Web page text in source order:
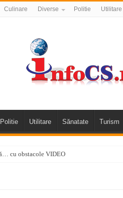
Culinare Diverse Politie Utilitare
Politie Utilitare Sănatate Turism
cu obstacole VIDEO
în Bocșa Română, în data de 6